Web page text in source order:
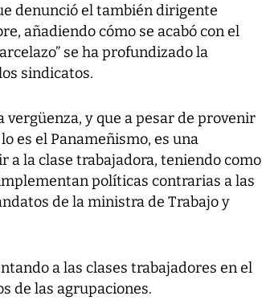
denunció el también dirigente
añadiendo cómo se acabó con el
se ha profundizado la
sindicatos.
vergüenza, y que a pesar de provenir
es el Panameñismo, es una
a la clase trabajadora, teniendo como
políticas contrarias a las
de la ministra de Trabajo y
a las clases trabajadores en el
de las agrupaciones.